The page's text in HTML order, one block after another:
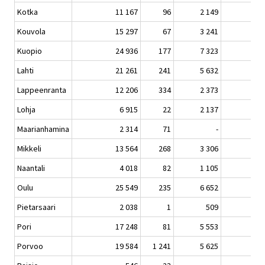
Kotka
11 167 96
2 149
Kouvola
15 297 67
3 241
Kuopio
24 936 177
7 323
Lahti
21 261 241
5 632
Lappeenranta
12 206 334
2 373
Lohja
6 915 22
2 137
Maarianhamina
2 314 71
-
Mikkeli
13 564 268
3 306
Naantali
4 018 82
1 105
Oulu
25 549 235
6 652
Pietarsaari
2 038 1
509
Pori
17 248 81
5 553
Porvoo
19 584 1 241
5 625